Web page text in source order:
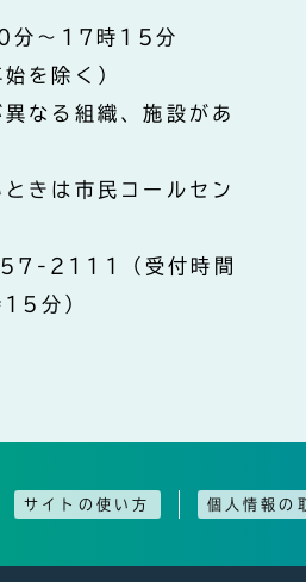
分～17時15分
を除く）
なる組織、施設があ
きは市民コールセン
2111（受付時間
分）
サイトの使い方 個人情報の